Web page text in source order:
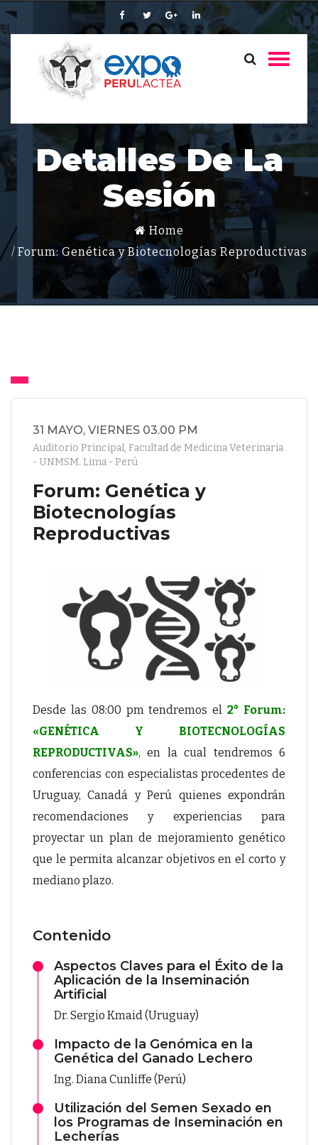
Detalles De La
Sesión
Home
Forum: Genética y Biotecnologías Reproductivas
31 MAYO, VIERNES 03.00 PM
Auditorio Principal, Facultad de Medicina Veterinaria
- UNMSM. Lima - Perú
Forum: Genética y
Biotecnologías
Reproductivas
Desde las 08:00 pm tendremos el2° Forum:
«GENÉTICA Y BIOTECNOLOGÍAS
REPRODUCTIVAS», en la cual tendremos 6
conferencias con especialistas procedentes de
Uruguay, Canadá y Perú quienes expondrán
recomendaciones y experiencias para
proyectar un plan de mejoramiento genético
que le permita alcanzar objetivos en el corto y
mediano plazo.
Contenido
Aspectos Claves para el Éxito de la
Aplicación de la Inseminación
Artificial
Dr. Sergio Kmaid (Uruguay)
Impacto de la Genómica en la
Genética del Ganado Lechero
Ing. Diana Cunliffe (Perú)
Utilización del Semen Sexado en
los Programas de Inseminación en
Lecherías